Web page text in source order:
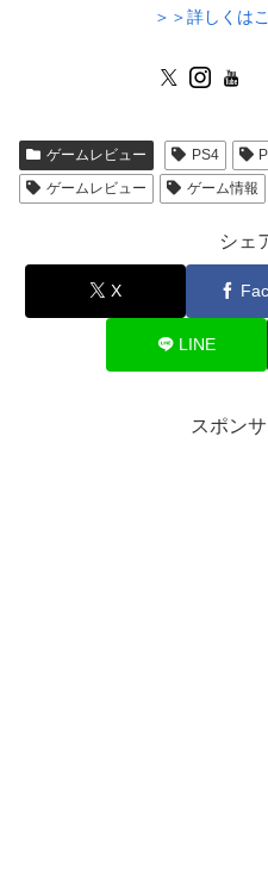
＞＞詳しくは
ゲームレビュー PS4
ゲームレビュー
ゲーム情報
シェ
X
LINE
スポン